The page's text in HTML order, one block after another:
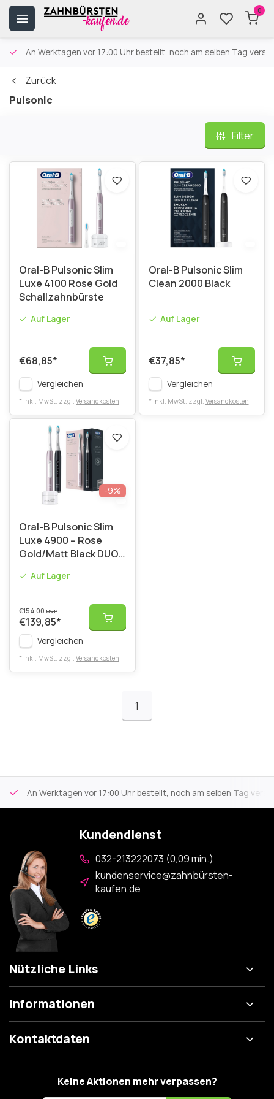
0
An Werktagen vor 17:00 Uhr bestellt, noch am selben Tag
Zurück
Pulsonic
Filter
Oral-B Pulsonic Slim
Luxe 4100 Rose Gold
Schallzahnbürste
Auf Lager
€68,85*
Vergleichen
* Inkl. MwSt. zzgl. Versandkosten
Oral-B Pulsonic Slim
Clean 2000 Black
Auf Lager
€37,85*
Vergleichen
* Inkl. MwSt. zzgl. Versandkosten
-9%
Oral-B Pulsonic Slim
Luxe 4900 – Rose
Gold/Matt Black DUO-
Set
Auf Lager
€154,00UVP
€139,85*
Vergleichen
* Inkl. MwSt. zzgl. Versandkosten
1
An Werktagen vor 17:00 Uhr bestellt, noch am selben Tag
Kundendienst
032-213222073 (0,09 min.)
kundenservice@zahnbürsten-
kaufen.de
Nützliche Links
Informationen
Kontaktdaten
Keine Aktionen mehr verpassen?